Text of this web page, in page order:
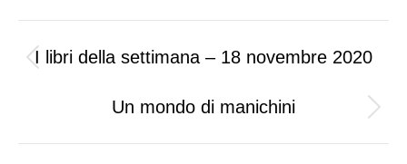
Post
navigation
Previous
I libri della settimana – 18 novembre 2020
Next
post:
Un mondo di manichini